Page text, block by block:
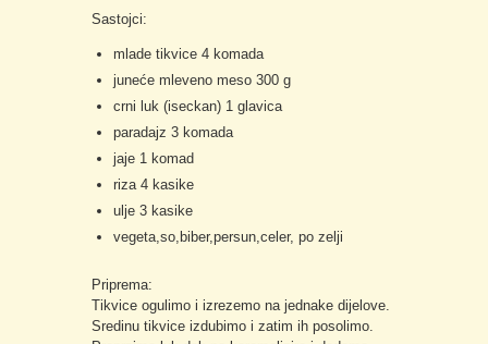
Sastojci:
mlade tikvice 4 komada
juneće mleveno meso 300 g
crni luk (iseckan) 1 glavica
paradajz 3 komada
jaje 1 komad
riza 4 kasike
ulje 3 kasike
vegeta,so,biber,persun,celer, po zelji
Priprema:
Tikvice ogulimo i izrezemo na jednake dijelove.
Sredinu tikvice izdubimo i zatim ih posolimo.